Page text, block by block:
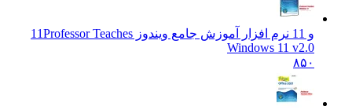
و 11 نرم افزار آموزش جامع ویندوز 11
Professor Teaches
Windows 11 v2.0
۸۵۰